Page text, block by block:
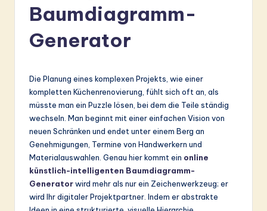
in
A
Baumdiagramm-
Generator
Die Planung eines komplexen Projekts, wie einer
kompletten Küchenrenovierung, fühlt sich oft an, als
müsste man ein Puzzle lösen, bei dem die Teile ständig
wechseln. Man beginnt mit einer einfachen Vision von
neuen Schränken und endet unter einem Berg an
Genehmigungen, Termine von Handwerkern und
Materialauswahlen. Genau hier kommt ein online
künstlich-intelligenten Baumdiagramm-
Generatorwird mehr als nur ein Zeichenwerkzeug; er
wird Ihr digitaler Projektpartner. Indem er abstrakte